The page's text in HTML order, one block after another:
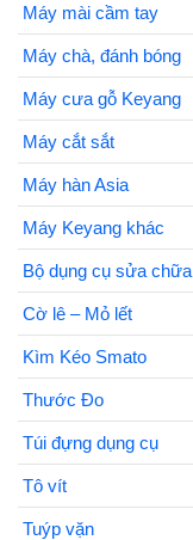
Máy mài cầm tay
Máy chà, đánh bóng
Máy cưa gỗ Keyang
Máy cắt sắt
Máy hàn Asia
Máy Keyang khác
Bộ dụng cụ sửa chữa
Cờ lê – Mỏ lết
Kìm Kéo Smato
Thước Đo
Túi đựng dụng cụ
Tô vít
Tuýp vặn